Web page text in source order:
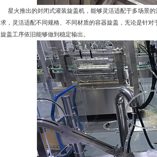
星火推出的封闭式灌装旋盖机，能够灵活适配于多场景
求，灵活适配不同规格、不同材质的容器旋盖，无论是针
旋盖工序依旧能够做到稳定输出。